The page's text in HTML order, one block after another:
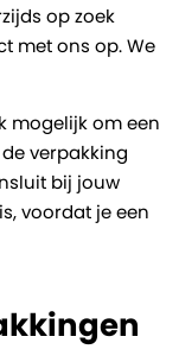
op zoek
met ons op. We
mogelijk om een
verpakking
bij jouw
voordat je een